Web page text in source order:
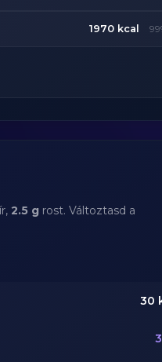
1970 kcal
2.5 g rost. Változtasd a
30